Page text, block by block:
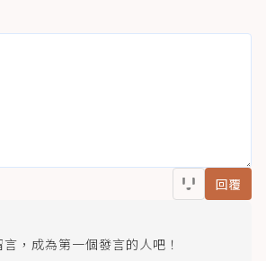
回覆
，成為第一個發言的人吧！